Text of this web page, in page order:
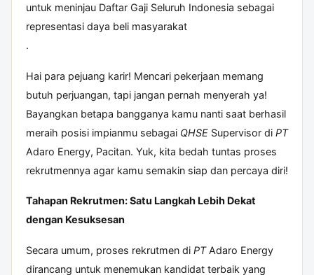
untuk meninjau Daftar Gaji Seluruh Indonesia sebagai
representasi daya beli masyarakat
.
Hai para pejuang karir! Mencari pekerjaan memang
butuh perjuangan, tapi jangan pernah menyerah ya!
Bayangkan betapa bangganya kamu nanti saat berhasil
meraih posisi impianmu sebagai QHSE Supervisor di PT
Adaro Energy, Pacitan. Yuk, kita bedah tuntas proses
rekrutmennya agar kamu semakin siap dan percaya diri!
Tahapan Rekrutmen: Satu Langkah Lebih Dekat
dengan Kesuksesan
Secara umum, proses rekrutmen di PTAdaro Energy
dirancang untuk menemukan kandidat terbaik yang